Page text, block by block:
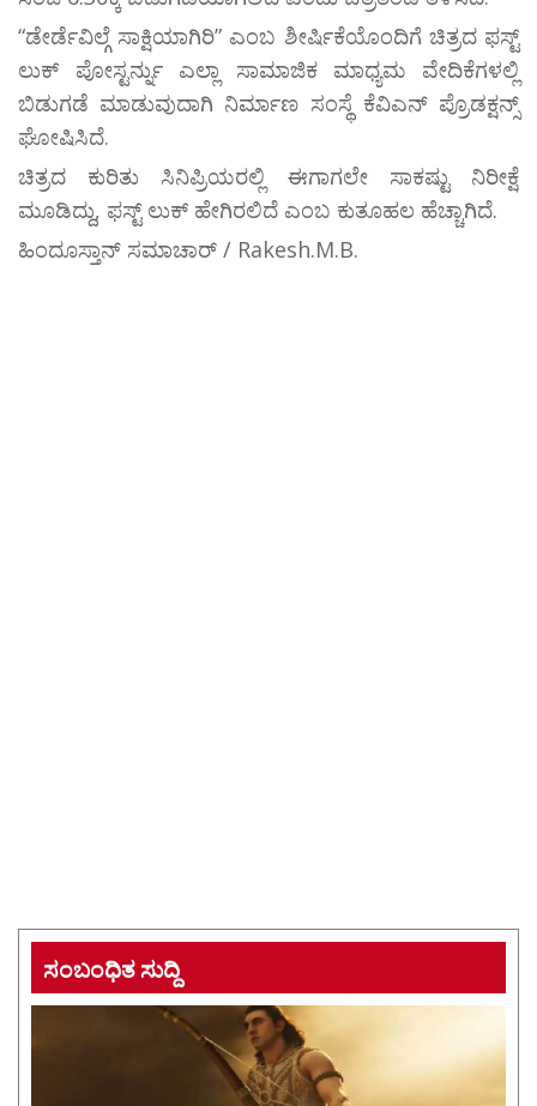
“ಡೇರ್ಡೆವಿಲ್ಗೆ ಸಾಕ್ಷಿಯಾಗಿರಿ” ಎಂಬ ಶೀರ್ಷಿಕೆಯೊಂದಿಗೆ ಚಿತ್ರದ ಫಸ್ಟ್
ಲುಕ್ ಪೋಸ್ಟರ್ನ್ನು ಎಲ್ಲಾ ಸಾಮಾಜಿಕ ಮಾಧ್ಯಮ ವೇದಿಕೆಗಳಲ್ಲಿ
ಬಿಡುಗಡೆ ಮಾಡುವುದಾಗಿ ನಿರ್ಮಾಣ ಸಂಸ್ಥೆ ಕೆವಿಎನ್ ಪ್ರೊಡಕ್ಷನ್ಸ್
ಘೋಷಿಸಿದೆ.
ಚಿತ್ರದ ಕುರಿತು ಸಿನಿಪ್ರಿಯರಲ್ಲಿ ಈಗಾಗಲೇ ಸಾಕಷ್ಟು ನಿರೀಕ್ಷೆ
ಮೂಡಿದ್ದು, ಫಸ್ಟ್ ಲುಕ್ ಹೇಗಿರಲಿದೆ ಎಂಬ ಕುತೂಹಲ ಹೆಚ್ಚಾಗಿದೆ.
ಹಿಂದೂಸ್ತಾನ್ ಸಮಾಚಾರ್ / Rakesh.M.B.
ಸಂಬಂಧಿತ ಸುದ್ದಿ